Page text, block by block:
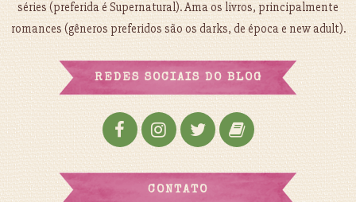
séries (preferida é Supernatural). Ama os livros, principalmente
romances (gêneros preferidos são os darks, de época e new adult).
REDES SOCIAIS DO BLOG
CONTATO